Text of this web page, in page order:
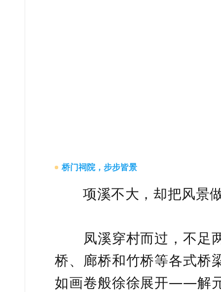
桥门祠院，步步皆景
项溪不大，却把风景
凤溪穿村而过，不足
桥、廊桥和竹桥等各式桥
如画卷般徐徐展开——解